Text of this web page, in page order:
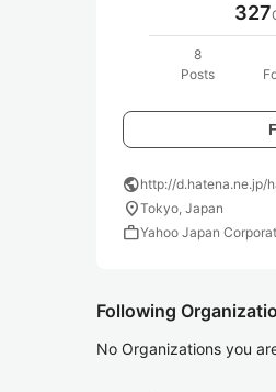
327
8
Posts
publichttp://d.hatena.ne.jp/
location_onTokyo, Japan
workYahoo Japan
Following
No Organizations you